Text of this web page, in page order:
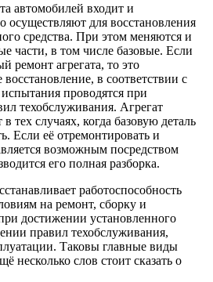
автомобилей входит и
осуществляют для восстановления
средства. При этом меняются и
части, в том числе базовые. Если
ремонт агрегата, то это
в соответствии с
проводятся при
техобслуживания. Агрегат
тех случаях, когда базовую деталь
Если её отремонтировать и
возможным посредством
его полная разборка.
работоспособность
на ремонт, сборку и
достижении установленного
правил техобслуживания,
Таковы главные виды
несколько слов стоит сказать о